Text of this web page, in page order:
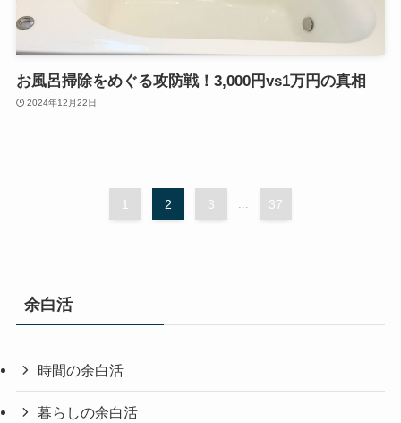
お風呂掃除をめぐる攻防戦！3,000円vs1万円の真相
2024年12月22日
1 2 3 ... 37
余白活
時間の余白活
暮らしの余白活